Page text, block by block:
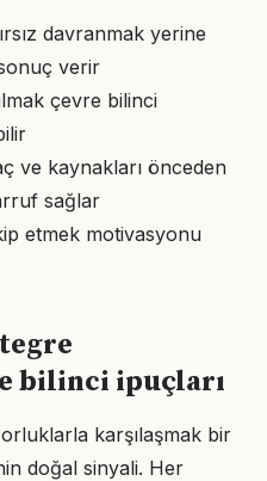
davranmak yerine
sonuç verir
çevre bilinci
ve kaynakları önceden
sağlar
etmek motivasyonu
bilinci ipuçları
karşılaşmak bir
doğal sinyali. Her